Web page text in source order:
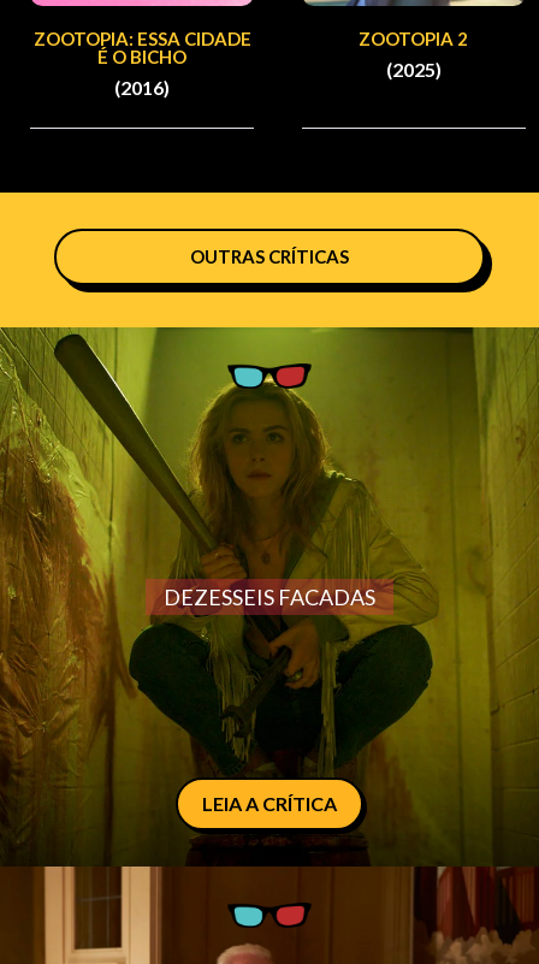
ZOOTOPIA: ESSA CIDADE
É O BICHO
(2016)
ZOOTOPIA 2
(2025)
OUTRAS CRÍTICAS
DEZESSEIS FACADAS
LEIA A CRÍTICA